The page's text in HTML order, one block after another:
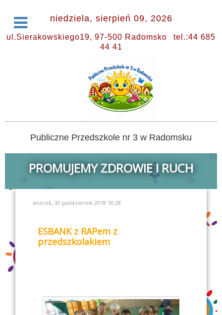
niedziela, sierpień 09, 2026
ul.Sierakowskiego19, 97-500 Radomsko
tel.:44 685
44 41
Publiczne Przedszkole nr 3 w Radomsku
PROMUJEMY ZDROWIE I RUCH
wtorek, 30 październik 2018 18:28
ESBANK z RAPem z
przedszkolakiem